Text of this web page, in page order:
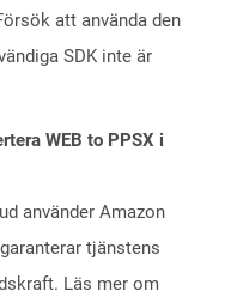
att använda den
SDK inte är
WEB to PPSX i
använder Amazon
tjänstens
Läs mer om